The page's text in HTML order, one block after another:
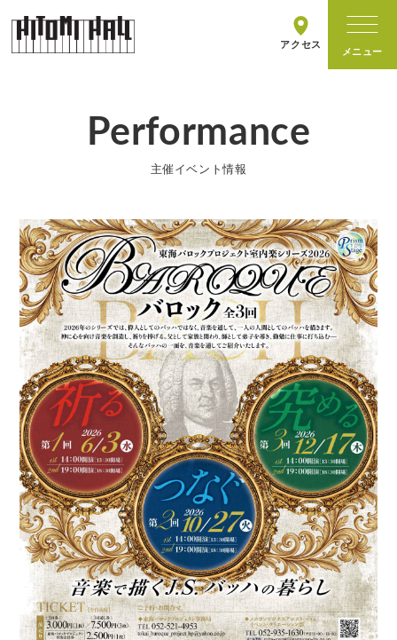
ホールについて
主催イベント
イベントカレンダー
貸館情報
よくあるご質問
アクセス
サポートが必要な方へ
アクセス
Performance
主催イベント情報